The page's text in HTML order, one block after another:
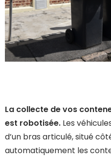
La collecte de vos
est robotisée. Les
d’un bras articulé, situé
automatiquement les